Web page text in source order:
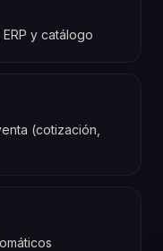
y catálogo
(cotización,